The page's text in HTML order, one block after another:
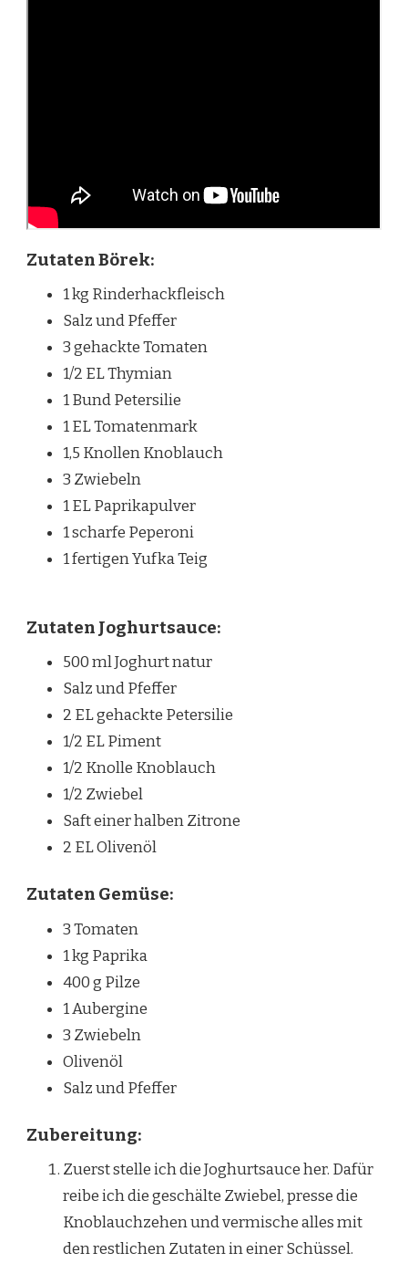
Zutaten Börek:
1 kg Rinderhackfleisch
Salz und Pfeffer
3 gehackte Tomaten
1/2 EL Thymian
1 Bund Petersilie
1 EL Tomatenmark
1,5 Knollen Knoblauch
3 Zwiebeln
1 EL Paprikapulver
1 scharfe Peperoni
1 fertigen Yufka Teig
Zutaten Joghurtsauce:
500 ml Joghurt natur
Salz und Pfeffer
2 EL gehackte Petersilie
1/2 EL Piment
1/2 Knolle Knoblauch
1/2 Zwiebel
Saft einer halben Zitrone
2 EL Olivenöl
Zutaten Gemüse:
3 Tomaten
1 kg Paprika
400 g Pilze
1 Aubergine
3 Zwiebeln
Olivenöl
Salz und Pfeffer
Zubereitung:
Zuerst stelle ich die Joghurtsauce her. Dafür
reibe ich die geschälte Zwiebel, presse die
Knoblauchzehen und vermische alles mit
den restlichen Zutaten in einer Schüssel.